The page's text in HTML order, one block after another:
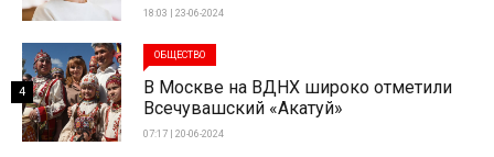
18:03 | 23-06-2024
ОБЩЕСТВО
В Москве на ВДНХ широко отметили
Всечувашский «Акатуй»
07:17 | 20-06-2024
4